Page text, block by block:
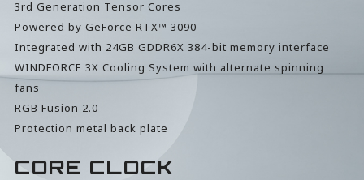
3rd Generation Tensor Cores
Powered by GeForce RTX™ 3090
Integrated with 24GB GDDR6X 384-bit memory interface
WINDFORCE 3X Cooling System with alternate spinning
fans
RGB Fusion 2.0
Protection metal back plate
CORE CLOCK